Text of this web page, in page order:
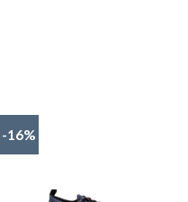
-16%